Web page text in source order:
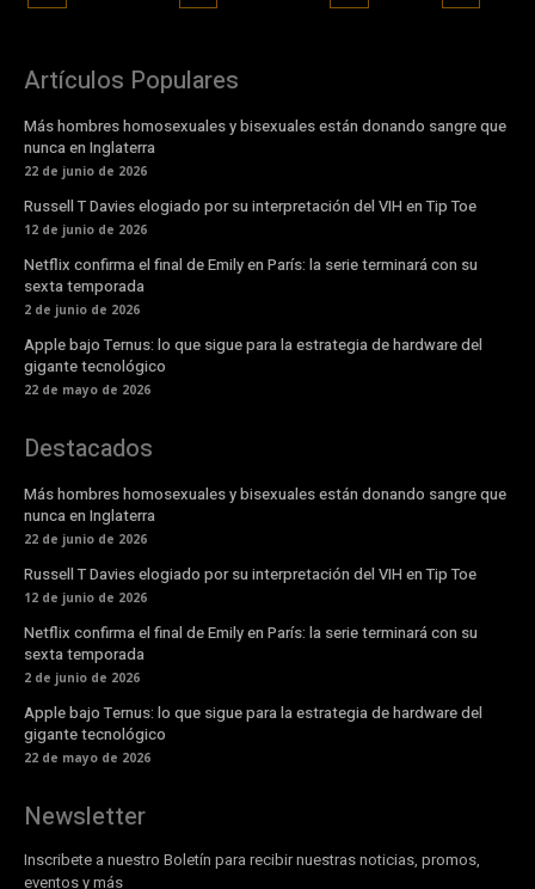
Artículos Populares
Más hombres homosexuales y bisexuales están donando sangre que
nunca en Inglaterra
22 de junio de 2026
Russell T Davies elogiado por su interpretación del VIH en Tip Toe
12 de junio de 2026
Netflix confirma el final de Emily en París: la serie terminará con su
sexta temporada
2 de junio de 2026
Apple bajo Ternus: lo que sigue para la estrategia de hardware del
gigante tecnológico
22 de mayo de 2026
Destacados
Más hombres homosexuales y bisexuales están donando sangre que
nunca en Inglaterra
22 de junio de 2026
Russell T Davies elogiado por su interpretación del VIH en Tip Toe
12 de junio de 2026
Netflix confirma el final de Emily en París: la serie terminará con su
sexta temporada
2 de junio de 2026
Apple bajo Ternus: lo que sigue para la estrategia de hardware del
gigante tecnológico
22 de mayo de 2026
Newsletter
Inscribete a nuestro Boletín para recibir nuestras noticias, promos,
eventos y más